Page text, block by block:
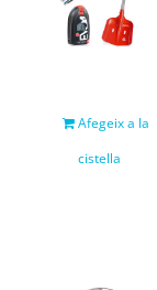
Afegeix a la
cistella